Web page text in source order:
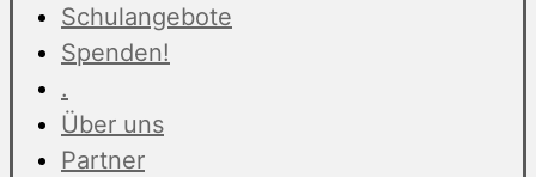
Schulangebote
Spenden!
.
Über uns
Partner